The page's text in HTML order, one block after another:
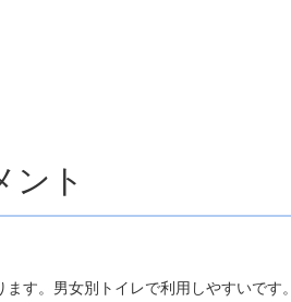
ント
す。男女別トイレで利用しやすいです。